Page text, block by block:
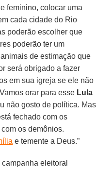
feminino, colocar uma
cada cidade do Rio
poderão escolher que
poderão ter um
de estimação que
será obrigado a fazer
em sua igreja se ele não
orar para esse Lula
não gosto de política. Mas
fechado com os
os demônios.
e temente a Deus.”
eleitoral